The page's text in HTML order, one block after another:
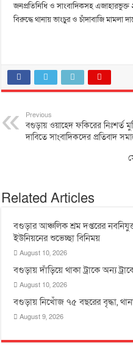
জনপ্রতিনিধি ও সাংবাদিকসহ
বিরুদ্ধে থানায় ভাংচুর ও চাঁদাবাজি মামলা
Previous
বগুড়ায় ওয়াহেদ ফকিরের নিঃশর্ত
দাবিতে সাংবাদিকদের প্রতিবাদ
Related Articles
বগুড়ার আঞ্চলিক শ্রম দপ্তরের
ইউনিয়নের শুভেচ্ছা বিনিময়
August 10, 2026
বগুড়ায় দাঁড়িয়ে থাকা ট্রাকে অন্য
August 10, 2026
বগুড়ায় নিখোঁজ ৭৫ বছরের বৃদ্ধা,
August 9, 2026